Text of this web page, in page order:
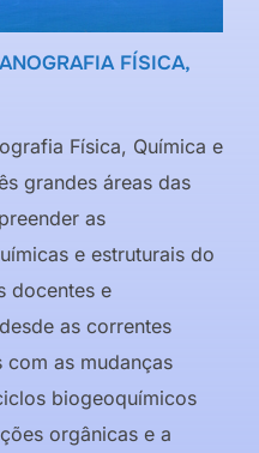
FÍSICA,
Física, Química e
grandes áreas das
as
e estruturais do
docentes e
as correntes
com as mudanças
biogeoquímicos
orgânicas e a